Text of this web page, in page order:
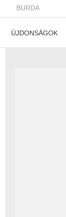
BURDA
ÚJDONSÁGOK